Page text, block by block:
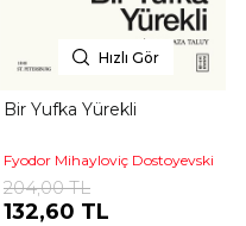
Hızlı Gör
Bir Yufka Yürekli
Fyodor Mihayloviç Dostoyevski
204,00 TL
132,60 TL